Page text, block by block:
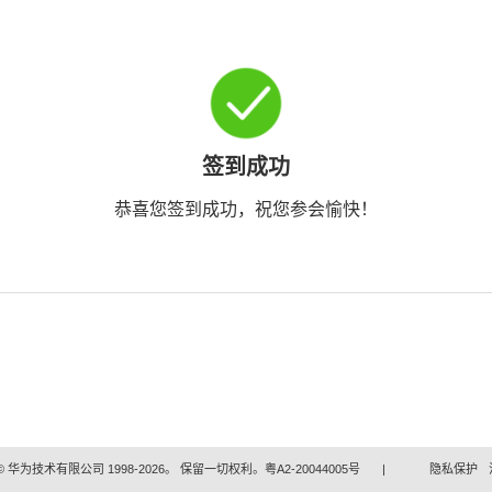
签到成功
恭喜您签到成功，祝您参会愉快！
华为技术有限公司 1998-2026。 保留一切权利。粤A2-20044005号 | 隐私保护